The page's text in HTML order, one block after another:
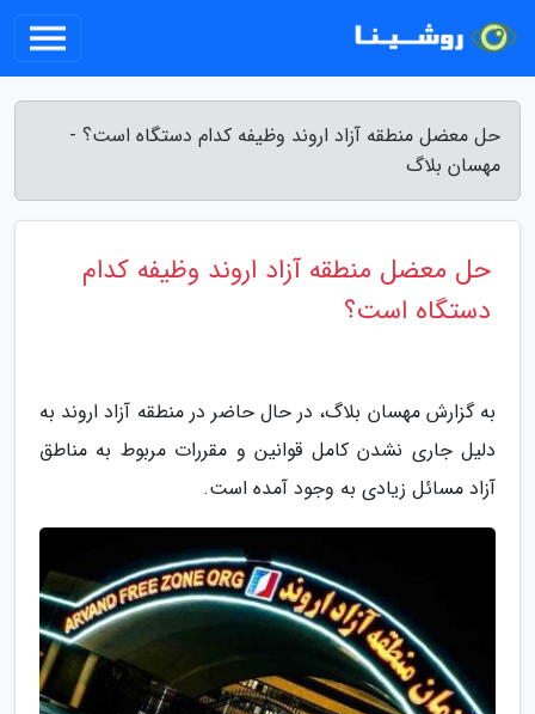
حل معضل منطقه آزاد اروند وظیفه کدام دستگاه است؟ -
مهسان بلاگ
حل معضل منطقه آزاد اروند وظیفه کدام
دستگاه است؟
به گزارش مهسان بلاگ، در حال حاضر در منطقه آزاد اروند به
دلیل جاری نشدن کامل قوانین و مقررات مربوط به مناطق
آزاد مسائل زیادی به وجود آمده است.